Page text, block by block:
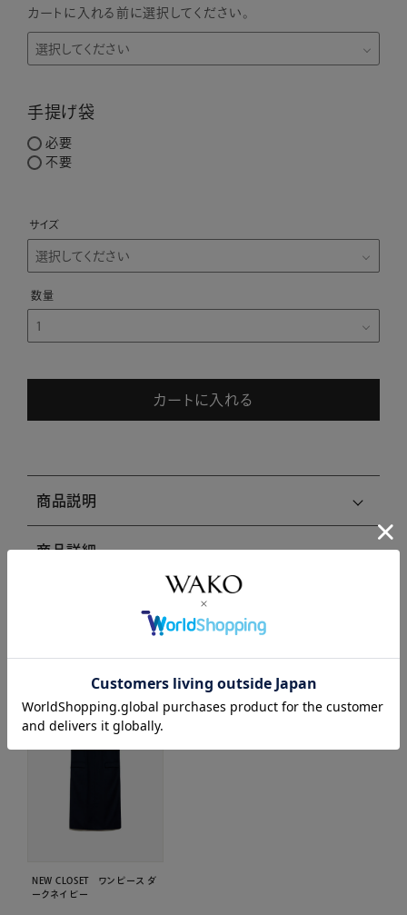
カートに入れる前に選択してください。
手提げ袋
必要
不要
サイズ
カートに入れる
商品説明
商品詳細
注意事項・キャンセル・返品
関連商品はこちら
NEW CLOSET ワンピース ダ
ークネイビー